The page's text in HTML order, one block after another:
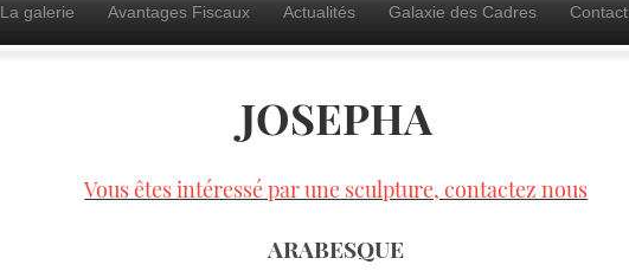
La galerie Avantages Fiscaux Actualités Galaxie des Cadres Contact
JOSEPHA
Vous êtes intéressé par une sculpture, contactez nous
ARABESQUE